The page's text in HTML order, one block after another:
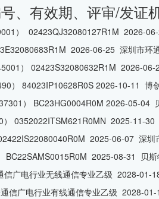
、有效期、评审/发证机
） 02423QJ32080127R1M 2026-
2026-06-25 深圳市环
） 02423S32080632R1M 2026-
） 84023IP10628R0S 2026-10-11 博
） BC23HG0004R0M 2026-05-04
） 0352022ITSM621R0MN 2025-11-30
2025-06-07 深圳
BC22SAMS0015R0M 2025-08-31 贝斯
广电行业无线通信专业乙级 2028-01-
信广电行业有线通信专业乙级 2028-01-